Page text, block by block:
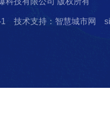
技术支持：智慧城市网